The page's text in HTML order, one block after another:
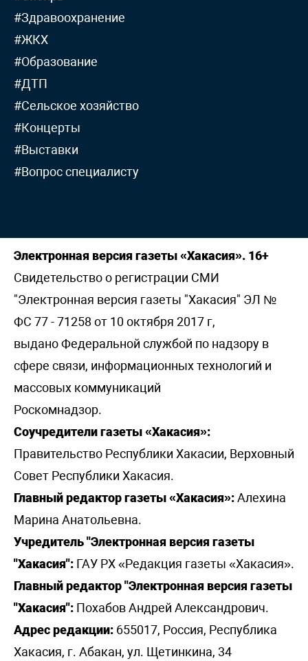
#Здравоохранение
#ЖКХ
#Образование
#ДТП
#Сельское хозяйство
#Концерты
#Выставки
#Вопрос специалисту
Электронная версия газеты «Хакасия». 16+
Свидетельство о регистрации СМИ
"Электронная версия газеты "Хакасия" ЭЛ №
ФС 77 - 71258 от 10 октября 2017 г,
выдано Федеральной службой по надзору в
сфере связи, информационных технологий и
массовых коммуникаций
Роскомнадзор.
Соучредители газеты «Хакасия»:
Правительство Республики Хакасии, Верховный
Совет Республики Хакасия.
Главный редактор газеты «Хакасия»:Алехина
Марина Анатольевна.
Учредитель "Электронная версия газеты
"Хакасия": ГАУ РХ «Редакция газеты «Хакасия».
Главный редактор "Электронная версия газеты
"Хакасия": Похабов Андрей Александрович.
Адрес редакции: 655017, Россия, Республика
Хакасия, г. Абакан, ул. Щетинкина, 34